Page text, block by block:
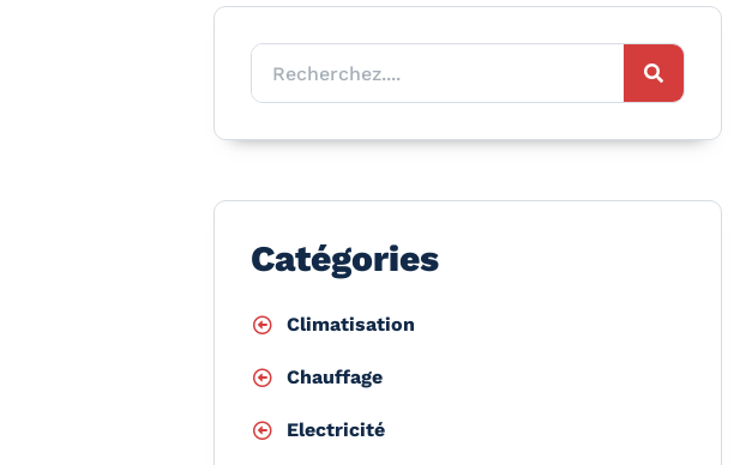
Catégories
Climatisation
Chauffage
Electricité